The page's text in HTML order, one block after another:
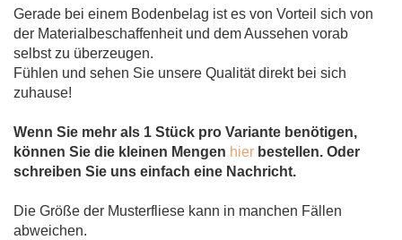
Gerade bei einem Bodenbelag ist es von Vorteil sich von
der Materialbeschaffenheit und dem Aussehen vorab
selbst zu überzeugen.
Fühlen und sehen Sie unsere Qualität direkt bei sich
zuhause!
Wenn Sie mehr als 1 Stück pro Variante benötigen,
können Sie die kleinen Mengen hier bestellen. Oder
schreiben Sie uns einfach eine Nachricht.
Die Größe der Musterfliese kann in manchen Fällen
abweichen.